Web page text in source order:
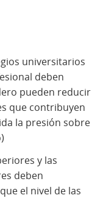
universitarios
deben
pueden reducir
que contribuyen
la presión sobre
y las
deben
el nivel de las